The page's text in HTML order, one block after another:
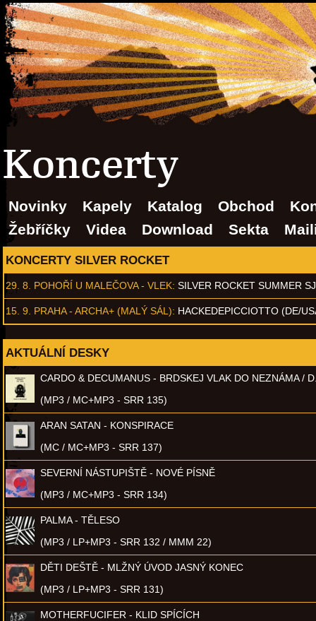
Koncerty
Novinky Kapely Katalog Obchod
Žebříčky
Videa Download Sekta
KONCERTY SILVER ROCKET
29. 8. POHOŘÍ U MALEČOVA - VLEK: SILVER ROCKET SUMMER
15. 9. PRAHA - ARCHA+ (MALÝ SÁL): HACKEDEPICCIOTTO (DE/
AKTUÁLNÍ DESKY
CARDO & DECUMANUS - BRDSKEJ VLAK DO NEZNÁMA /
(MP3 / MC+MP3 - SRR 135)
ARAN SATAN - KONSPIRACE
(MC / MC+MP3 - SRR 137)
SEVERNÍ NÁSTUPIŠTĚ - NOVÉ PÍSNĚ
(MP3 / MC+MP3 - SRR 134)
PALMA - TĚLESO
(MP3 / LP+MP3 - SRR 132 / MMM 22)
DĚTI DEŠTĚ - MLŽNÝ ÚVOD JASNÝ KONEC
(MP3 / LP+MP3 - SRR 131)
MOTHERFUCIFER - KLID SPÍCÍCH